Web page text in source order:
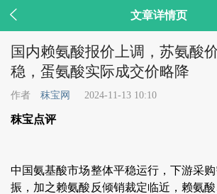
 文章详情页
国内赖氨酸报价上调，苏氨酸
稳，蛋氨酸实际成交价略降
作者 秣宝网 2024-11-13 10:10
秣宝点评
中国氨基酸市场整体平稳运行，下游采
振，加之赖氨酸反倾销裁定临近，赖氨